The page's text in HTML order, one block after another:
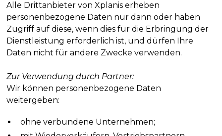
Alle Drittanbieter von Xplanis erheben
personenbezogene Daten nur dann oder haben
Zugriff auf diese, wenn dies für die Erbringung der
Dienstleistung erforderlich ist, und dürfen Ihre
Daten nicht für andere Zwecke verwenden.
Zur Verwendung durch Partner:
Wir können personenbezogene Daten
weitergeben:
ohne verbundene Unternehmen;